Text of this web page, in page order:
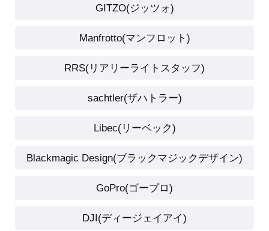
GITZO(ジッツォ)
Manfrotto(マンフロット)
RRS(リアリーライトスタッフ)
sachtler(ザハトラー)
Libec(リーベック)
Blackmagic Design(ブラックマジックデザイン)
GoPro(ゴープロ)
DJI(ディージェイアイ)